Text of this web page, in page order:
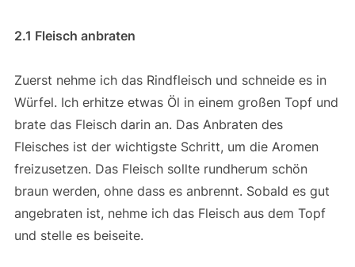
2.1 Fleisch anbraten
Zuerst nehme ich das Rindfleisch und schneide es in
Würfel. Ich erhitze etwas Öl in einem großen Topf und
brate das Fleisch darin an. Das Anbraten des
Fleisches ist der wichtigste Schritt, um die Aromen
freizusetzen. Das Fleisch sollte rundherum schön
braun werden, ohne dass es anbrennt. Sobald es gut
angebraten ist, nehme ich das Fleisch aus dem Topf
und stelle es beiseite.